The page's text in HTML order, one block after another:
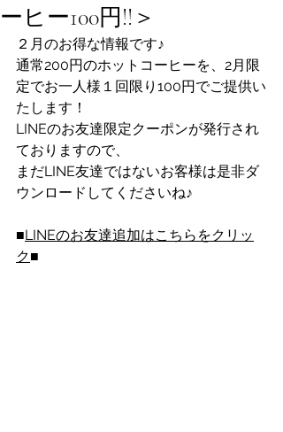
ーヒー100円!!＞
２月のお得な情報です♪
通常200円のホットコーヒーを、2月限
定でお一人様１回限り100円でご提供い
たします！
LINEのお友達限定クーポンが発行され
ておりますので、
まだLINE友達ではないお客様は是非ダ
ウンロードしてくださいね♪
■LINEのお友達追加はこちらをクリッ
ク■